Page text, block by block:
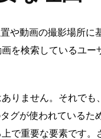
や動画の撮影場所に
を検索しているユ
りません。それでも
グが使われているた
で重要な要素です。